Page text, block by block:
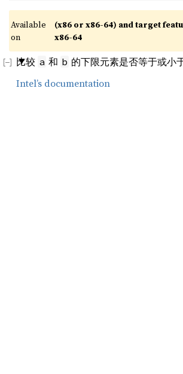
Available
on
(x86 or x86-64) and target
x86-64
比较 a 和 b 的下限元素是否等于或小
Intel’s documentation